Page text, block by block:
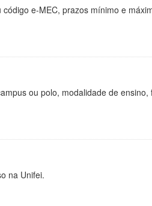
e-MEC, prazos mínimo e
ou polo, modalidade de ensino,
na Unifei.